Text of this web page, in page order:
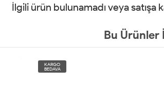
İlgili ürün bulunamadı veya
Bu
KARGO
BEDAVA